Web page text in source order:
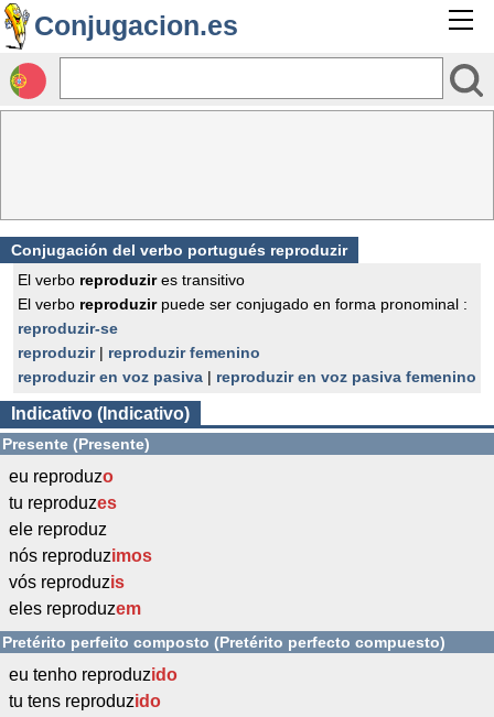
Conjugacion.es
Conjugación del verbo portugués reproduzir
El verbo reproduzires transitivo
El verbo reproduzirpuede ser conjugado en forma pronominal :
reproduzir-se
reproduzir| reproduzir femenino
reproduzir en voz pasiva | reproduzir en voz pasiva femenino
Indicativo (Indicativo)
Presente (Presente)
eu reproduzo
tu reproduzes
ele reproduz
nós reproduzimos
vós reproduzis
eles reproduzem
Pretérito perfeito composto (Pretérito perfecto compuesto)
eu tenho reproduzido
tu tens reproduzido